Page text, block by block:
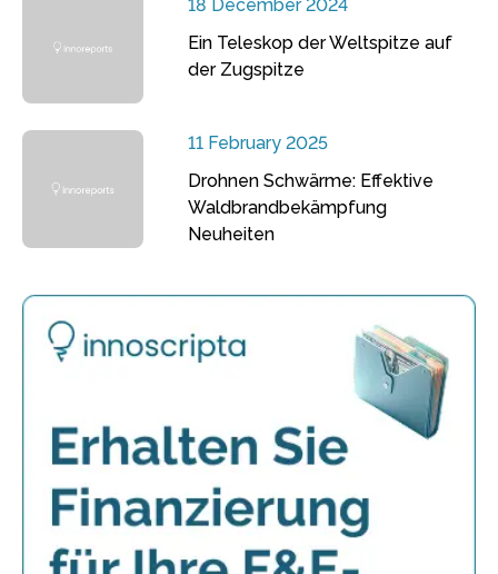
18 December 2024
Ein Teleskop der Weltspitze auf
der Zugspitze
11 February 2025
Drohnen Schwärme: Effektive
Waldbrandbekämpfung
Neuheiten